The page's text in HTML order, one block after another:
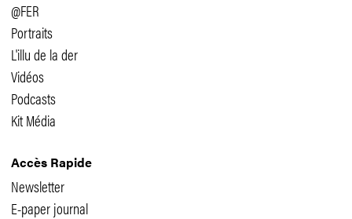
@FER
Portraits
L'illu de la der
Vidéos
Podcasts
Kit Média
Accès Rapide
Newsletter
E-paper journal